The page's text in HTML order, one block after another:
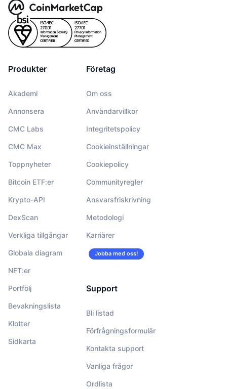
Produkter
Akademi
Annonsera
CMC Labs
CMC Max
Toppnyheter
Bitcoin ETF:er
Krypto-API
DexScan
Verkliga tillgångar
Globala diagram
NFT:er
Portfölj
Bevakningslista
Klotter
Sidkarta
Företag
Om oss
Användarvillkor
Integritetspolicy
Cookieinställningar
Cookiepolicy
Communityregler
Ansvarsfriskrivning
Metodologi
Karriärer
Jobba med oss!
Support
Bli listad
Förfrågningsformulär
Kontakta support
Vanliga frågor
Ordlista